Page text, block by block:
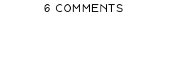
6 COMMENTS